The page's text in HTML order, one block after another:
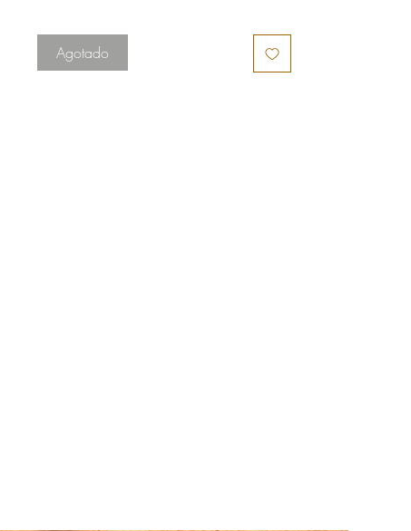
semelhante à seda, sendo leve e com um
Agotado